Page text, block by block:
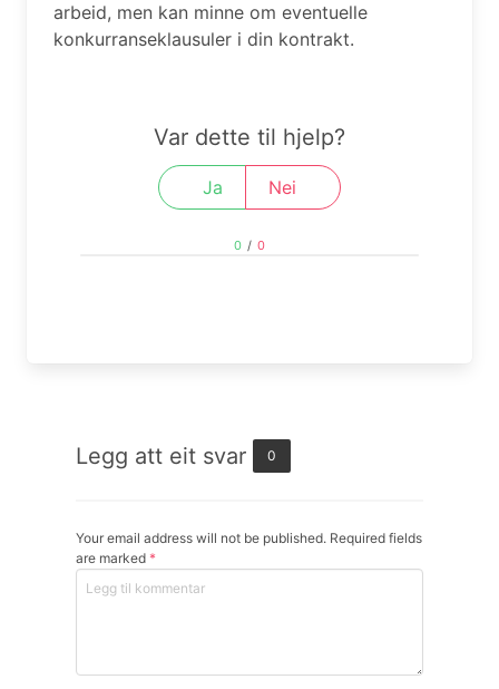
arbeid, men kan minne om eventuelle
konkurranseklausuler i din kontrakt.
Var dette til hjelp?
Ja Nei
0 / 0
Legg att eit svar 0
Your email address will not be published. Required fields
are marked *